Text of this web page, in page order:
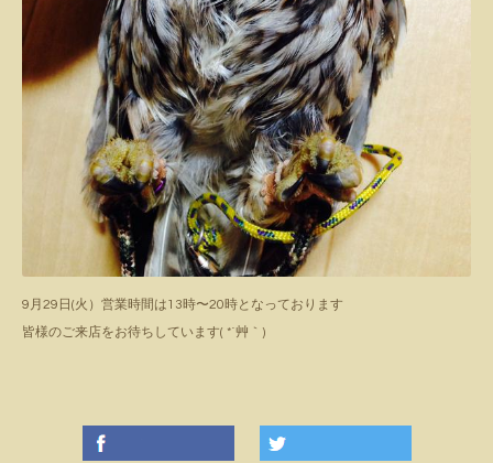
9月29日(火）営業時間は13時〜20時となっております
皆様のご来店をお待ちしています( *´艸｀)